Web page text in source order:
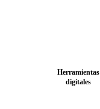
Herramientas
digitales